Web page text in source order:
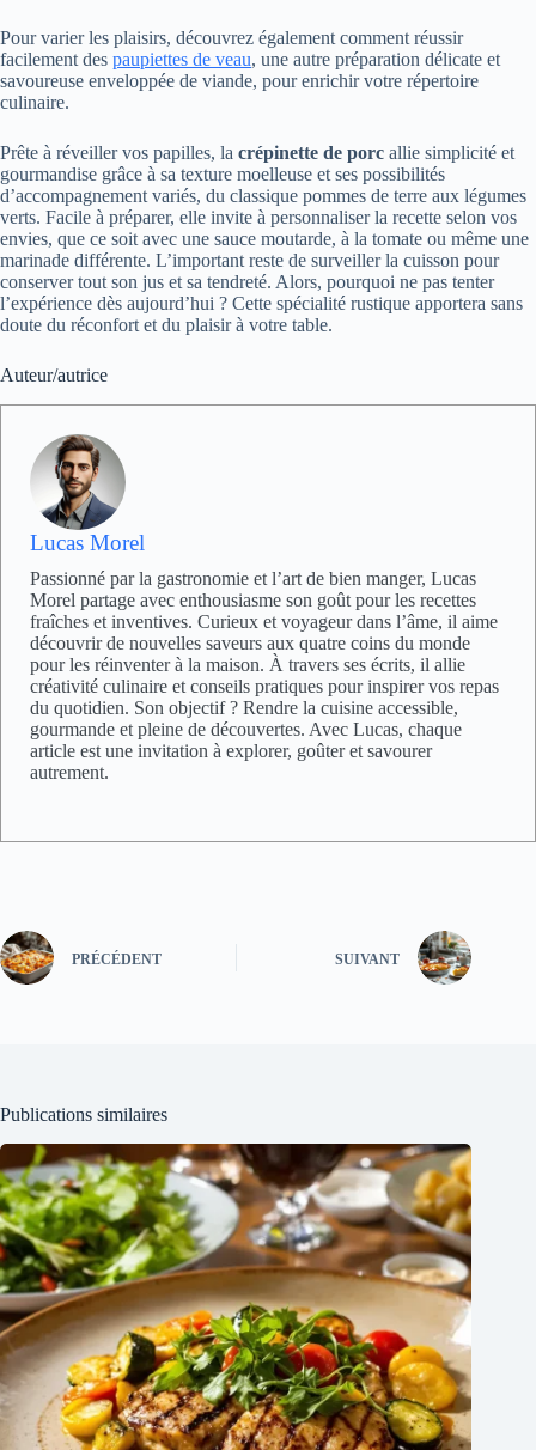
Pour varier les plaisirs, découvrez également comment réussir
facilement des paupiettes de veau, une autre préparation délicate et
savoureuse enveloppée de viande, pour enrichir votre répertoire
culinaire.
Prête à réveiller vos papilles, la crépinette de porc allie simplicité et
gourmandise grâce à sa texture moelleuse et ses possibilités
d’accompagnement variés, du classique pommes de terre aux légumes
verts. Facile à préparer, elle invite à personnaliser la recette selon vos
envies, que ce soit avec une sauce moutarde, à la tomate ou même une
marinade différente. L’important reste de surveiller la cuisson pour
conserver tout son jus et sa tendreté. Alors, pourquoi ne pas tenter
l’expérience dès aujourd’hui ? Cette spécialité rustique apportera sans
doute du réconfort et du plaisir à votre table.
Auteur/autrice
Lucas Morel
Passionné par la gastronomie et l’art de bien manger, Lucas
Morel partage avec enthousiasme son goût pour les recettes
fraîches et inventives. Curieux et voyageur dans l’âme, il aime
découvrir de nouvelles saveurs aux quatre coins du monde
pour les réinventer à la maison. À travers ses écrits, il allie
créativité culinaire et conseils pratiques pour inspirer vos repas
du quotidien. Son objectif ? Rendre la cuisine accessible,
gourmande et pleine de découvertes. Avec Lucas, chaque
article est une invitation à explorer, goûter et savourer
autrement.
PRÉCÉDENT SUIVANT
Publications similaires